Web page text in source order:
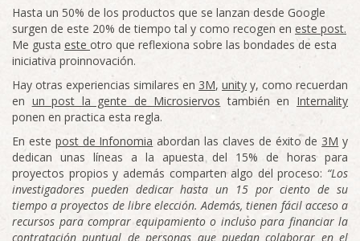
Hasta un 50% de los productos que se lanzan desde Google
surgen de este 20% de tiempo tal y como recogen en este post.
Me gusta este otro que reflexiona sobre las bondades de esta
iniciativa proinnovación.
Hay otras experiencias similares en 3M, unity y, como recuerdan
en un post la gente de Microsiervos también en Internality
ponen en practica esta regla.
En este post de Infonomia abordan las claves de éxito de 3M y
dedican unas líneas a la apuesta del 15% de horas para
proyectos propios y además comparten algo del proceso: “Los
investigadores pueden dedicar hasta un 15 por ciento de su
tiempo a proyectos de libre elección. Además, tienen fácil acceso a
recursos para comprar equipamiento o incluso para financiar la
contratación puntual de personas que puedan colaborar en el